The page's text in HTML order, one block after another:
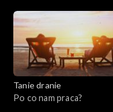
Tanie dranie
Po co nam praca?